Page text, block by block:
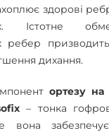
здорові
Істотне
ребер
дихання.
ортезу на
– тонка
вона забезпечує